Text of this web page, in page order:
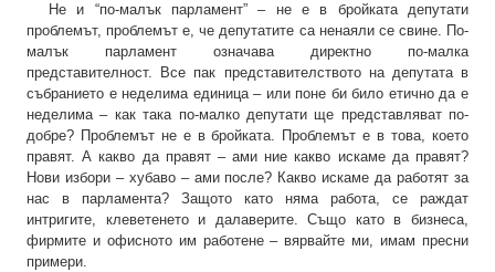
Не и “по-малък парламент” – не е в бройката депутати
проблемът, проблемът е, че депутатите са ненаяли се свине. По-
малък парламент означава директно по-малка
представителност. Все пак представителството на депутата в
събранието е неделима единица – или поне би било етично да е
неделима – как така по-малко депутати ще представляват по-
добре? Проблемът не е в бройката. Проблемът е в това, което
правят. А какво да правят – ами ние какво искаме да правят?
Нови избори – хубаво – ами после? Какво искаме да работят за
нас в парламента? Защото като няма работа, се раждат
интригите, клеветенето и далаверите. Също като в бизнеса,
фирмите и офисното им работене – вярвайте ми, имам пресни
примери.